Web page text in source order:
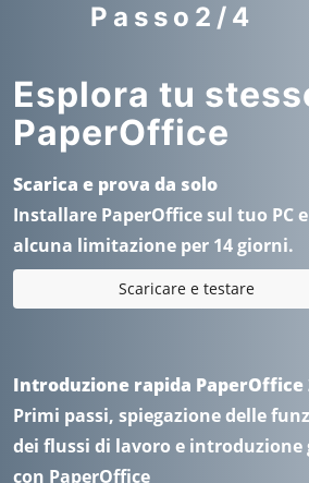
Passo2/4
Esplora tu
PaperOffice
Scarica e prova da solo
Installare PaperOffice sul tuo PC
alcuna limitazione per 14 giorni.
Scaricare e testare
Introduzione rapida PaperOffice
Primi passi, spiegazione delle
dei flussi di lavoro e introduzione
con PaperOffice